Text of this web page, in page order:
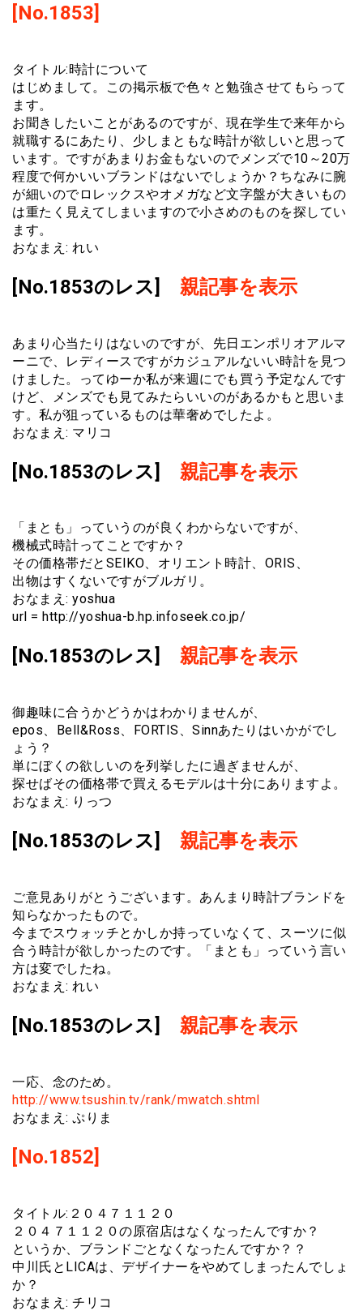
[No.1853]
タイトル:時計について
はじめまして。この掲示板で色々と勉強させてもらって
ます。
お聞きしたいことがあるのですが、現在学生で来年から
就職するにあたり、少しまともな時計が欲しいと思って
います。ですがあまりお金もないのでメンズで10～20万
程度で何かいいブランドはないでしょうか？ちなみに腕
が細いのでロレックスやオメガなど文字盤が大きいもの
は重たく見えてしまいますので小さめのものを探してい
ます。
おなまえ: れい
[No.1853のレス] 親記事を表示
あまり心当たりはないのですが、先日エンポリオアルマ
ーニで、レディースですがカジュアルないい時計を見つ
けました。ってゆーか私が来週にでも買う予定なんです
けど、メンズでも見てみたらいいのがあるかもと思いま
す。私が狙っているものは華奢めでしたよ。
おなまえ: マリコ
[No.1853のレス] 親記事を表示
「まとも」っていうのが良くわからないですが、
機械式時計ってことですか？
その価格帯だとSEIKO、オリエント時計、ORIS、
出物はすくないですがブルガリ。
おなまえ: yoshua
url = http://yoshua-b.hp.infoseek.co.jp/
[No.1853のレス] 親記事を表示
御趣味に合うかどうかはわかりませんが、
epos、Bell&Ross、FORTIS、Sinnあたりはいかがでし
ょう？
単にぼくの欲しいのを列挙したに過ぎませんが、
探せばその価格帯で買えるモデルは十分にありますよ。
おなまえ: りっつ
[No.1853のレス] 親記事を表示
ご意見ありがとうございます。あんまり時計ブランドを
知らなかったもので。
今までスウォッチとかしか持っていなくて、スーツに似
合う時計が欲しかったのです。「まとも」っていう言い
方は変でしたね。
おなまえ: れい
[No.1853のレス] 親記事を表示
一応、念のため。
http://www.tsushin.tv/rank/mwatch.shtml
おなまえ: ぷりま
[No.1852]
タイトル:２０４７１１２０
２０４７１１２０の原宿店はなくなったんですか？
というか、ブランドごとなくなったんですか？？
中川氏とLICAは、デザイナーをやめてしまったんでしょ
か？
おなまえ: チリコ